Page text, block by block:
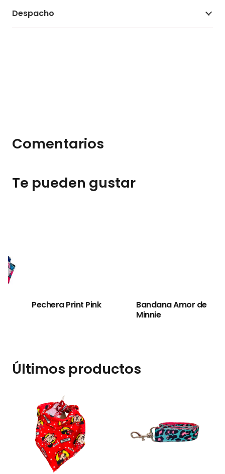
Despacho
Comentarios
Te pueden gustar
Pechera Print Pink
Bandana Amor de
Minnie
Últimos productos